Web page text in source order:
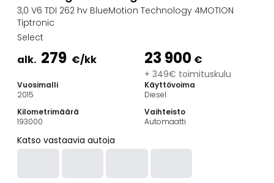
Farmariautot
Kaupunkiautot
Pakettiautot
Huutokauppa-autot
Saka Select
Automerkit
Audi
Kia
3,0 V6 TDI 262 hv BlueMotion Technology 4MOTION
Tiptronic
Select
alk. 279 €/kk 23 900 €
+ 349€ toimituskulu
Vuosimalli
2015
Käyttövoima
Diesel
Kilometrimäärä
193000
Vaihteisto
Automaatti
Katso vastaavia autoja